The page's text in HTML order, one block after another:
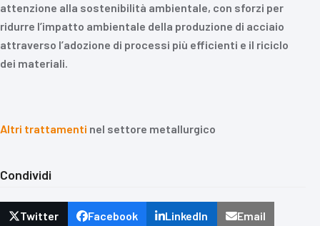
attenzione alla sostenibilità ambientale, con sforzi per
ridurre l’impatto ambientale della produzione di acciaio
attraverso l’adozione di processi più efficienti e il riciclo
dei materiali.
Altri trattamenti nel settore metallurgico
Condividi
Twitter Facebook LinkedIn Email